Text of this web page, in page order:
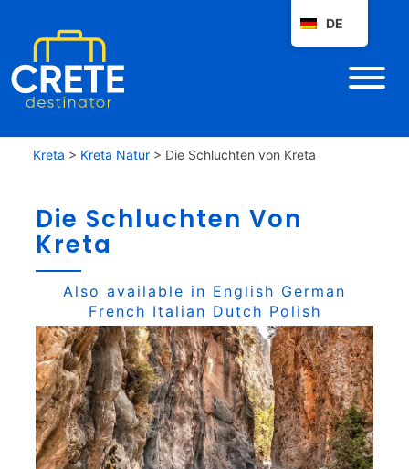
Kreta > Kreta Natur > Die Schluchten von Kreta
Die Schluchten Von
Kreta
Also available in English German
French Italian Dutch Polish
DE